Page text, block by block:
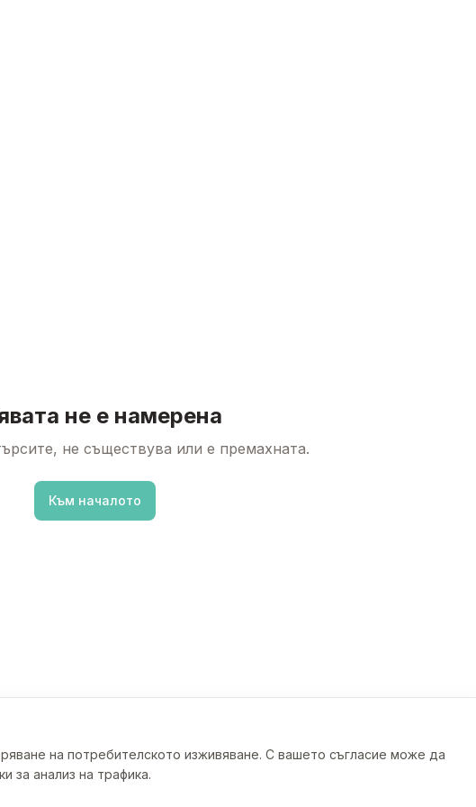
не е намерена
не съществува или е премахната.
Към началото
на потребителското изживяване. С вашето съгласие може да
за анализ на трафика.